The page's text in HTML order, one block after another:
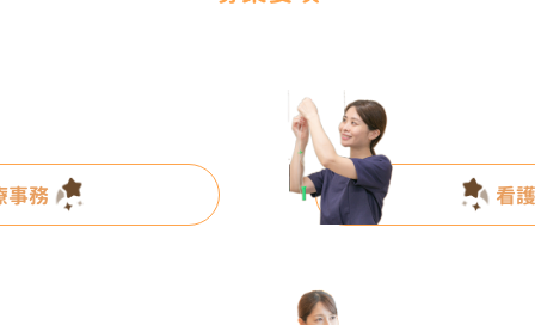
事務 看